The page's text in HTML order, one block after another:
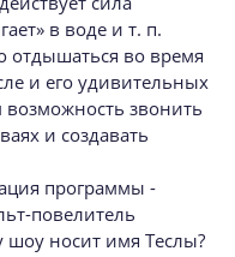
в воде и т. п.
отдышаться во время
и его удивительных
звонить
и создавать
программы -
повелитель
шоу носит имя Теслы?